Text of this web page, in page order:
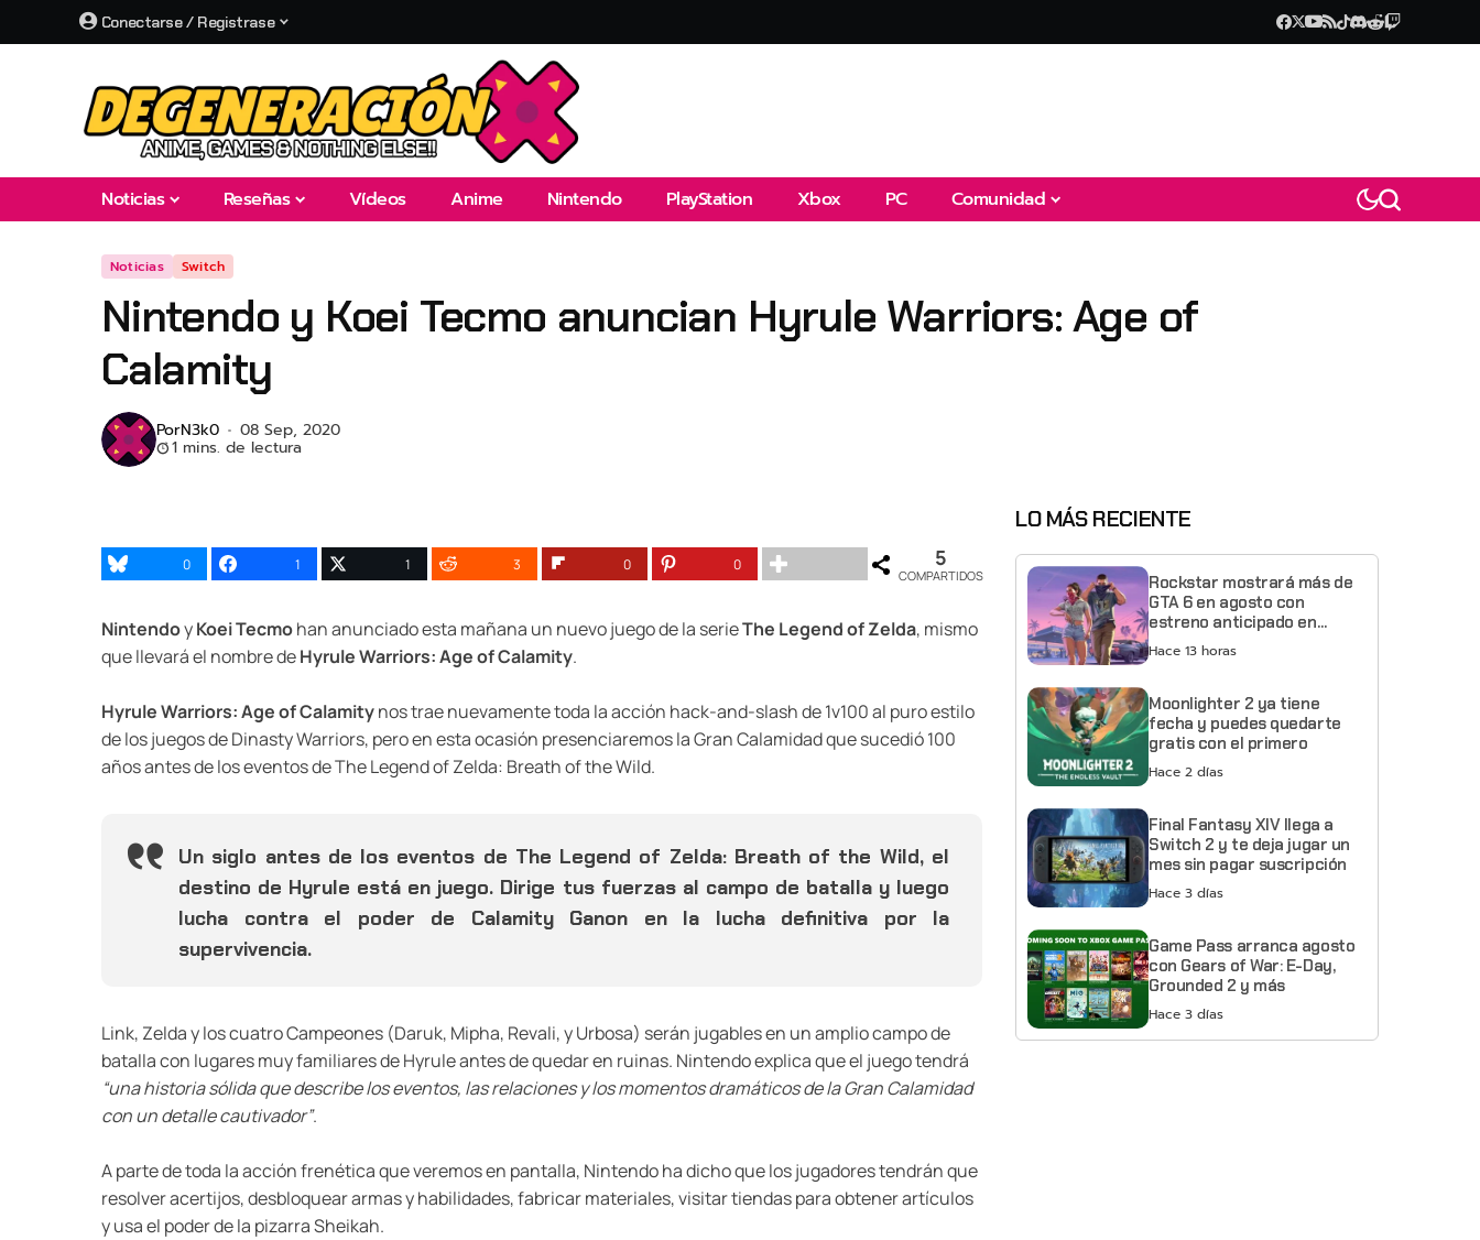
Conectarse / Registrase
Noticias Reseñas Vídeos Anime Nintendo PlayStation Xbox PC Comunidad
Noticias Switch
Nintendo y Koei Tecmo anuncian Hyrule Warriors: Age of
Calamity
PorN3k0 08 Sep, 2020
1 mins. de lectura
0 1 1 3 0 0 5
COMPARTIDOS
NintendoyKoei Tecmohan anunciado esta mañana un nuevo juego de la serieThe Legend of Zelda, mismo
que llevará el nombre deHyrule Warriors: Age of Calamity.
Hyrule Warriors: Age of Calamitynos trae nuevamente toda la acción hack-and-slash de 1v100 al puro estilo
de los juegos de Dinasty Warriors, pero en esta ocasión presenciaremos la Gran Calamidad que sucedió 100
años antes de los eventos de The Legend of Zelda: Breath of the Wild.
Un siglo antes de los eventos de The Legend of Zelda: Breath of the Wild, el
destino de Hyrule está en juego. Dirige tus fuerzas al campo de batalla y luego
lucha contra el poder de Calamity Ganon en la lucha definitiva por la
supervivencia.
Link, Zelda y los cuatro Campeones (Daruk, Mipha, Revali, y Urbosa) serán jugables en un amplio campo de
batalla con lugares muy familiares de Hyrule antes de quedar en ruinas. Nintendo explica que el juego tendrá
“una historia sólida que describe los eventos, las relaciones y los momentos dramáticos de la Gran Calamidad
con un detalle cautivador”.
A parte de toda la acción frenética que veremos en pantalla, Nintendo ha dicho que los jugadores tendrán que
resolver acertijos, desbloquear armas y habilidades, fabricar materiales, visitar tiendas para obtener artículos
y usa el poder de la pizarra Sheikah.
LO MÁS RECIENTE
Rockstar mostrará más de
GTA 6 en agosto con
estreno anticipado en
Netflix
Hace 13 horas
Moonlighter 2 ya tiene
fecha y puedes quedarte
gratis con el primero
Hace 2 días
Final Fantasy XIV llega a
Switch 2 y te deja jugar un
mes sin pagar suscripción
Hace 3 días
Game Pass arranca agosto
con Gears of War: E-Day,
Grounded 2 y más
Hace 3 días